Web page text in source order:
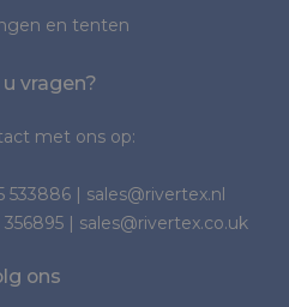
en tenten
vragen?
met ons op:
533886 | sales@rivertex.nl
| sales@rivertex.co.uk
ons